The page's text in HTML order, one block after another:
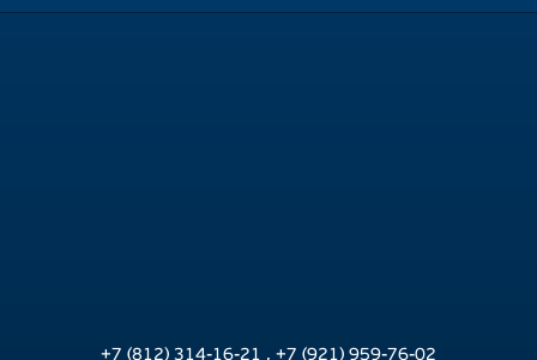
+7 (812) 314-16-21 , +7 (921) 959-76-02